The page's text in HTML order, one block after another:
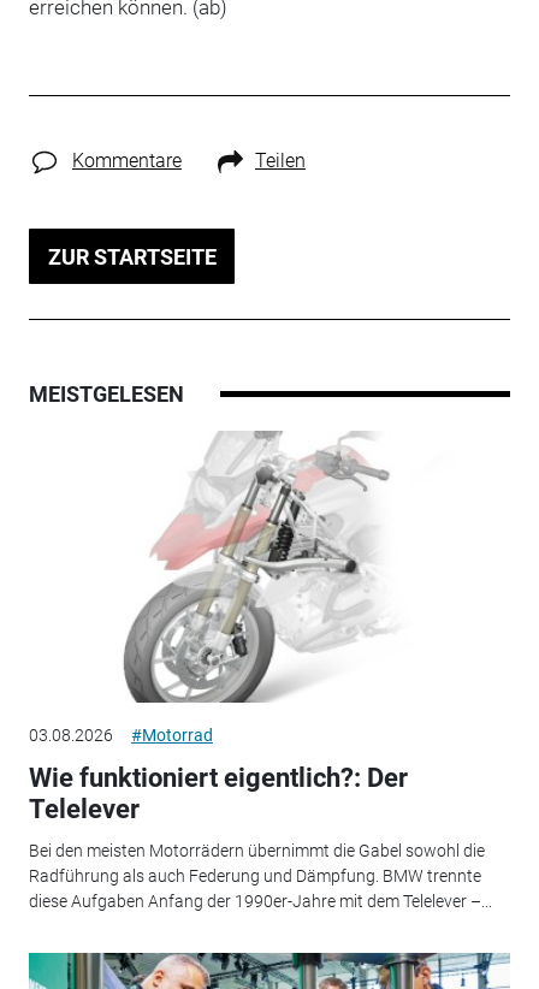
erreichen können. (ab)
Kommentare Teilen
ZUR STARTSEITE
MEISTGELESEN
03.08.2026 #Motorrad
Wie funktioniert eigentlich?: Der
Telelever
Bei den meisten Motorrädern übernimmt die Gabel sowohl die
Radführung als auch Federung und Dämpfung. BMW trennte
diese Aufgaben Anfang der 1990er-Jahre mit dem Telelever –...